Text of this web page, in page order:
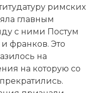
римских
главным
с ними Постум
франков. Это
на
на которую со